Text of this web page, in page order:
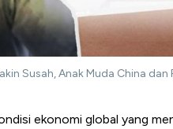
Susah, Anak Muda China
ekonomi global yang